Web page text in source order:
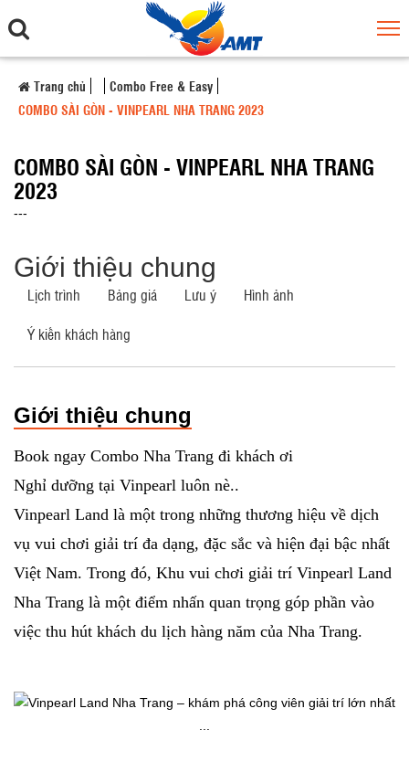
Trang chủ
Combo Free & Easy
COMBO SÀI GÒN - VINPEARL NHA TRANG 2023
COMBO SÀI GÒN - VINPEARL NHA TRANG
2023
---
Giới thiệu chung
Lịch trình Bảng giá Lưu ý Hình ảnh
Ý kiến khách hàng
Giới thiệu chung
Book ngay Combo Nha Trang đi khách ơi
Nghỉ dưỡng tại Vinpearl luôn nè..
Vinpearl Land là một trong những thương hiệu về dịch
vụ vui chơi giải trí đa dạng, đặc sắc và hiện đại bậc nhất
Việt Nam. Trong đó, Khu vui chơi giải trí Vinpearl Land
Nha Trang là một điểm nhấn quan trọng góp phần vào
việc thu hút khách du lịch hàng năm của Nha Trang.